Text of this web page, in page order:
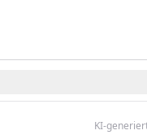
KI-